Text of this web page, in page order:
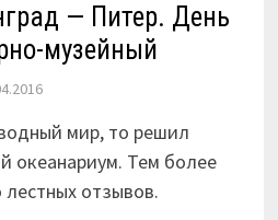
— Питер. День
музейный
мир, то решил
океанариум. Тем более
отзывов.